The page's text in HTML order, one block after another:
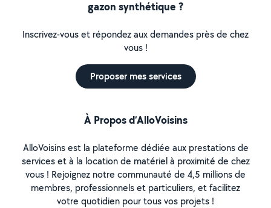
gazon synthétique ?
Inscrivez-vous et répondez aux demandes près de chez
vous !
Proposer mes services
À Propos d’AlloVoisins
AlloVoisins est la plateforme dédiée aux prestations de
services et à la location de matériel à proximité de chez
vous ! Rejoignez notre communauté de 4,5 millions de
membres, professionnels et particuliers, et facilitez
votre quotidien pour tous vos projets !